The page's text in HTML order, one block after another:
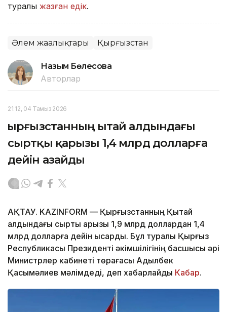
туралы жазған едік.
Әлем жаңалықтары Қырғызстан
Назым Бөлесова
Авторлар
21:12, 04 Тамыз 2026
Қырғызстанның Қытай алдындағы
сыртқы қарызы 1,4 млрд долларға
дейін азайды
АҚТАУ. KAZINFORM — Қырғызстанның Қытай
алдындағы сыртқы қарызы 1,9 млрд доллардан 1,4
млрд долларға дейін қысқарды. Бұл туралы Қырғыз
Республикасы Президенті әкімшілігінің басшысы әрі
Министрлер кабинеті төрағасы Адылбек
Қасымәлиев мәлімдеді, деп хабарлайды Кабар.